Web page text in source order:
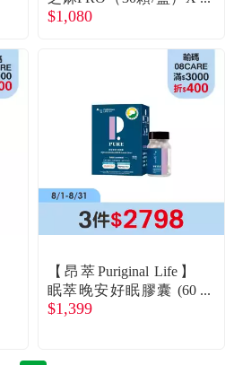
3 廠商直送
$1,080
【昂萃Puriginal Life】
眠萃晚安好眠膠囊 (60
顆/瓶) 廠商直送
$1,399